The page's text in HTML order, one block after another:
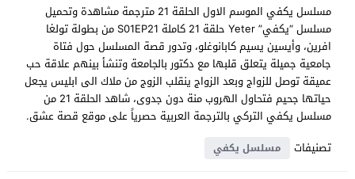
مسلسل يكفي الموسم الاول الحلقة 21 مترجمة مشاهدة وتحميل
مسلسل “يكفي” Yeter حلقة 21 كاملة S01EP21 من بطولة تولغا
افرين، وأيسين يسيم كابانوغلو، وتدور قصة المسلسل حول فتاة
جامعية جميلة يتعلق قلبها مع دكتور بالجامعة وتنشأ بينهم علاقة حب
عميقة توصل للزواج وبعد الزواج ينقلب الزوج من ملاك الى ابليس يجعل
حياتها جحيم فتحاول الهروب منة دون جدوى، شاهد الحلقة 21 من
مسلسل يكفي التركي بالترجمة العربية حصرياً على موقع قصة عشق.
تصنيفات
مسلسل يكفي